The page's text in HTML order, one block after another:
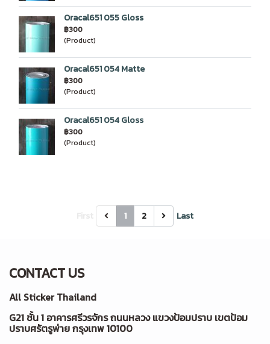
Oracal651 055 Gloss
฿300
(Product)
Oracal651 054 Matte
฿300
(Product)
Oracal651 054 Gloss
฿300
(Product)
1 2 Last
CONTACT US
All Sticker Thailand
G21 ชั้น 1 อาคารศรีวรจักร ถนนหลวง แขวงป้อมปราบ เขตป้อม
ปราบศรัตรูพ่าย กรุงเทพ 10100